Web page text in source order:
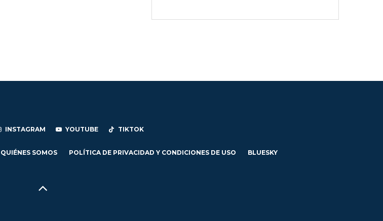
INSTAGRAM YOUTUBE TIKTOK
QUIÉNES SOMOS POLÍTICA DE PRIVACIDAD Y CONDICIONES DE USO BLUESKY